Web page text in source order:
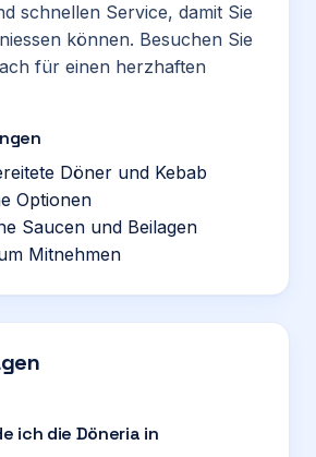
schnellen Service, damit Sie
können. Besuchen Sie
für einen herzhaften
Döner und Kebab
Optionen
Saucen und Beilagen
Mitnehmen
ich die Döneria in